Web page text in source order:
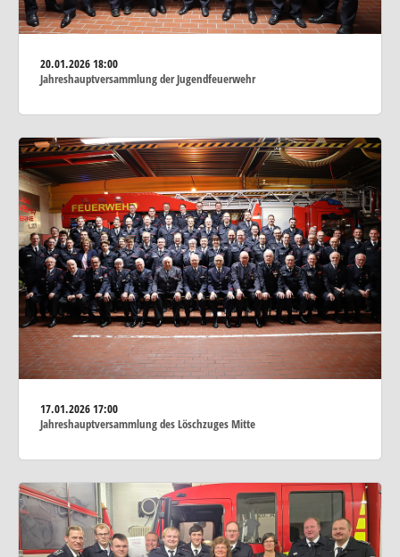
20.01.202618:00
Jahreshauptversammlung der Jugendfeuerwehr
17.01.202617:00
Jahreshauptversammlung des Löschzuges Mitte